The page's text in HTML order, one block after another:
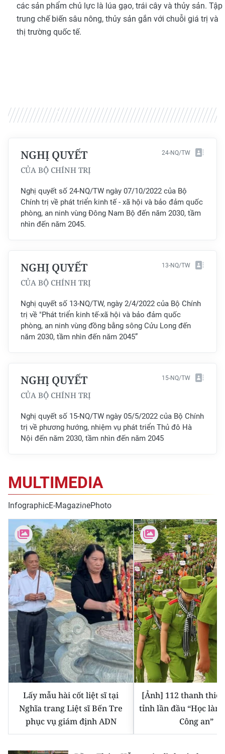
Media Môi trường
Ảnh
TIN ĐỊA PHƯƠNG
Đồng bằng sông Hồng
Duyên hải Nam Trung Bộ và Tây
Nguyên
Chuyên trang Hà Nội
Chuyên trang TP. Hồ Chí Minh
CHUYÊN ĐỀ
VỀ BÁO NHÂN DÂN
NHÂN DÂN CUỐI TUẦN
MUA BÁO
ĐỌC BÁO IN
ENGLISH
中文
FRANÇAIS
РУССКИЙ
ESPAÑOL
한국어
các sản phẩm chủ lực là lúa gạo, trái cây và thủy sản. Tập
trung chế biến sâu nông, thủy sản gắn với chuỗi giá trị và
thị trường quốc tế.
NGHỊ QUYẾT
CỦA BỘ CHÍNH TRỊ
24-NQ/TW
Nghị quyết số 24-NQ/TW ngày 07/10/2022 của Bộ
Chính trị về phát triển kinh tế - xã hội và bảo đảm quốc
phòng, an ninh vùng Đông Nam Bộ đến năm 2030, tầm
nhìn đến năm 2045.
NGHỊ QUYẾT
CỦA BỘ CHÍNH TRỊ
13-NQ/TW
Nghị quyết số 13-NQ/TW, ngày 2/4/2022 của Bộ Chính
trị về "Phát triển kinh tế-xã hội và bảo đảm quốc
phòng, an ninh vùng đồng bằng sông Cửu Long đến
năm 2030, tầm nhìn đến năm 2045”
NGHỊ QUYẾT
CỦA BỘ CHÍNH TRỊ
15-NQ/TW
Nghị quyết số 15-NQ/TW ngày 05/5/2022 của Bộ Chính
trị về phương hướng, nhiệm vụ phát triển Thủ đô Hà
Nội đến năm 2030, tầm nhìn đến năm 2045
MULTIMEDIA
InfographicE-MagazinePhoto
Lấy mẫu hài cốt liệt sĩ tại
Nghĩa trang Liệt sĩ Bến Tre
phục vụ giám định ADN
[Ảnh] 112 thanh
tỉnh lần đầu “Học làm
Công an”